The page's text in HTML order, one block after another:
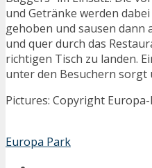
und Getränke werden
gehoben und sausen dann
und quer durch das
richtigen Tisch zu landen.
unter den Besuchern
Pictures: Copyright
Europa Park